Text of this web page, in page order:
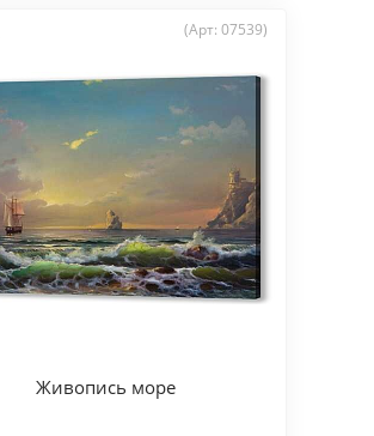
(Арт: 07539)
Живопись море